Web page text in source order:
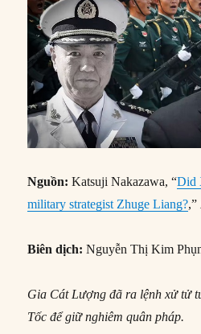
Nguồn:Katsuji Nakazawa, “Did
military strategist Zhuge Liang?,”
Biên dịch:Nguyễn Thị Kim
Gia Cát Lượngđã ra lệnh xử tử
Tốc đểgiữ nghiêm quân pháp.